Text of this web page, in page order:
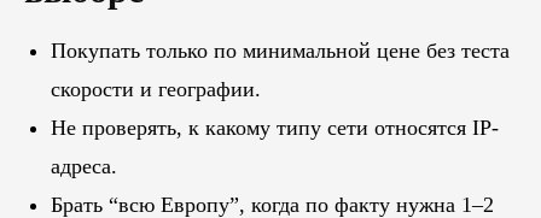
Покупать только по минимальной цене без теста
скорости и географии.
Не проверять, к какому типу сети относятся IP-
адреса.
Брать “всю Европу”, когда по факту нужна 1–2